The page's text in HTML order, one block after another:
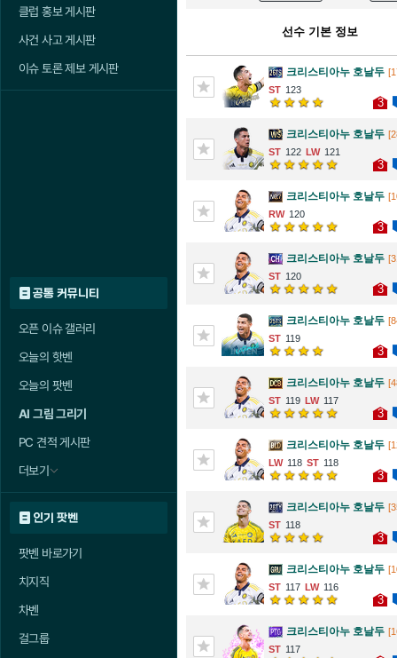
클럽 홍보 게시판
사건 사고 게시판
이슈 토론 제보 게시판
공통 커뮤니티
오픈 이슈 갤러리
오늘의 핫벤
오늘의 팟벤
AI 그림 그리기
PC 견적 게시판
더보기
인기 팟벤
팟벤 바로가기
치지직
차벤
걸그룹
선수 기본 정보
크리스티아누 호날두
123
3
크리스티아누 호날두
122
121
3
크리스티아누 호날두
120
3
크리스티아누 호날두
120
3
크리스티아누 호날두
119
3
크리스티아누 호날두
119
117
3
크리스티아누 호날두
118
118
3
크리스티아누 호날두
118
3
크리스티아누 호날두
117
116
3
크리스티아누 호날두
117